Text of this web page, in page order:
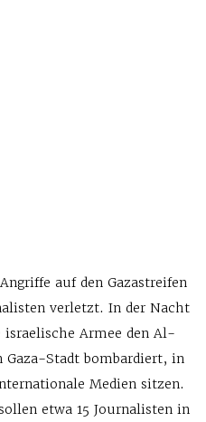
auf den Gazastreifen
verletzt. In der Nacht
Armee den Al-
Stadt bombardiert, in
Medien sitzen.
etwa 15 Journalisten in